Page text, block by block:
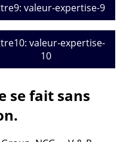
valeur-expertise-9
valeur-expertise-
10
se fait sans